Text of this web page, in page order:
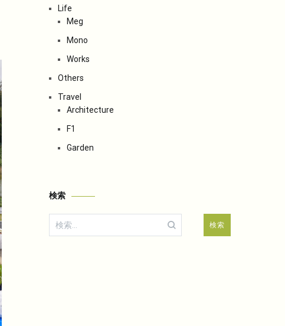
Life
Meg
Mono
Works
Others
Travel
Architecture
F1
Garden
検索
検
索: